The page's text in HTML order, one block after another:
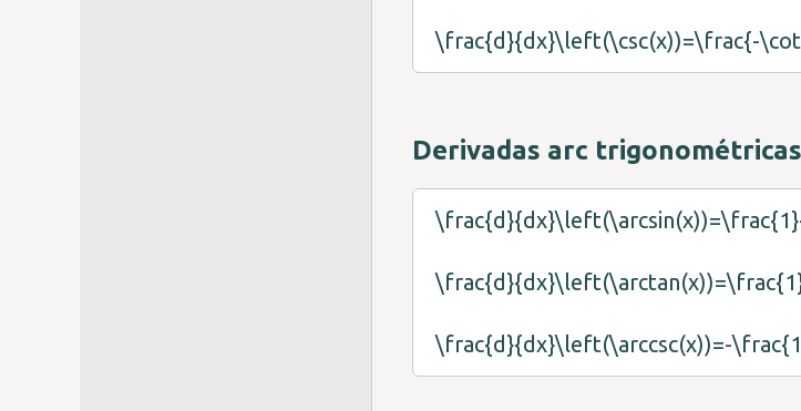
\frac{d}{dx}\left(\csc(x))=\frac{-
Derivadas arc trigonométricas
\frac{d}{dx}\left(\arccsc(x))=-